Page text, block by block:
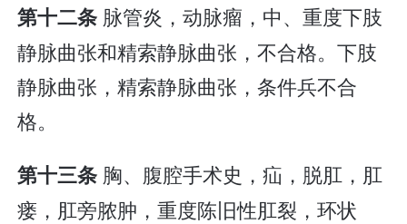
第十二条 脉管炎，动脉瘤，中、重度下肢
静脉曲张和精索静脉曲张，不合格。下肢
静脉曲张，精索静脉曲张，条件兵不合
格。
第十三条 胸、腹腔手术史，疝，脱肛，肛
瘘，肛旁脓肿，重度陈旧性肛裂，环状